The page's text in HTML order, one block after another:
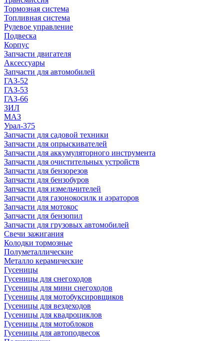
Тормозная система
Топливная система
Рулевое управление
Подвеска
Корпус
Запчасти двигателя
Аксессуары
Запчасти для автомобилей
ГАЗ-52
ГАЗ-53
ГАЗ-66
ЗИЛ
МАЗ
Урал-375
Запчасти для садовой техники
Запчасти для опрыскивателей
Запчасти для аккумуляторного инструмента
Запчасти для очистительных устройств
Запчасти для бензорезов
Запчасти для бензобуров
Запчасти для измельчителей
Запчасти для газонокосилк и аэраторов
Запчасти для мотокос
Запчасти для бензопил
Запчасти для грузовых автомобилей
Свечи зажигания
Колодки тормозные
Полуметаллические
Металло керамические
Гусеницы
Гусеницы для снегоходов
Гусеницы для мини снегоходов
Гусеницы для мотобуксировщиков
Гусеницы для вездеходов
Гусеницы для квадроциклов
Гусеницы для мотоблоков
Гусеницы для автоподвесок